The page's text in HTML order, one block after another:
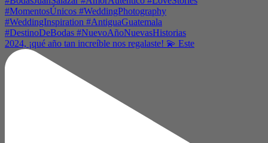
2024, ¡qué año tan increíble nos regalaste! 💫 Este